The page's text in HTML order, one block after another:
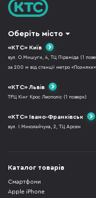
Оберіть місто
«КТС» Київ
вул. О.Мишуги, 4, ТЦ Піраміда (1
за 200 м від станції метро
«КТС» Львів
ТРЦ Кінг Крос Леополіс (1 поверх)
«КТС» Івано-Франківськ
вул. І.Миколайчука, 2, ТЦ Арсен
Каталог товарів
Смартфони
Apple iPhone